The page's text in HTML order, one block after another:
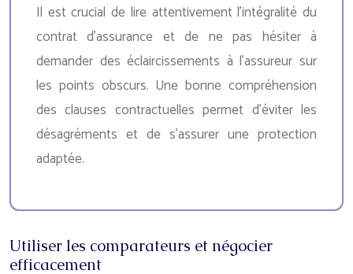
Il est crucial de lire attentivement l’intégralité du
contrat d’assurance et de ne pas hésiter à
demander des éclaircissements à l’assureur sur
les points obscurs. Une bonne compréhension
des clauses contractuelles permet d’éviter les
désagréments et de s’assurer une protection
adaptée.
Utiliser les comparateurs et négocier
efficacement